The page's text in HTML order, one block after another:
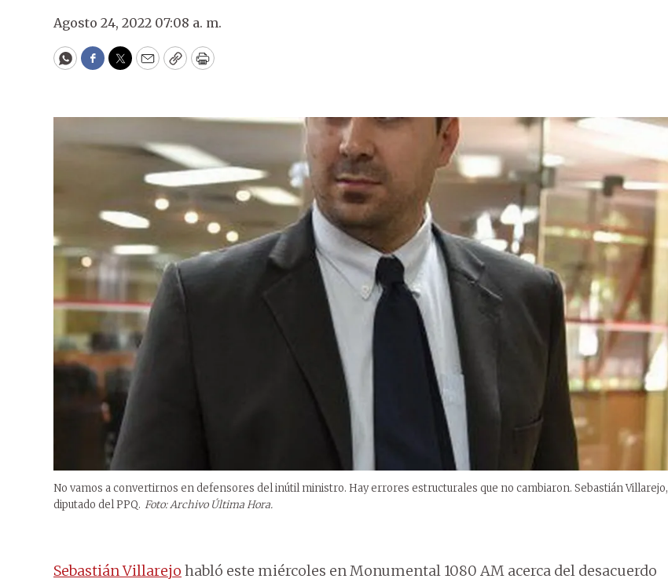
Agosto 24, 2022 07:08 a. m.
WhatsApp
Facebook
Twitter
EmailCopyPrint
No vamos a convertirnos en defensores del inútil ministro. Hay errores estructurales que no cambiaron. Sebastián Villarejo,
diputado del PPQ. Foto: Archivo Última Hora.
Sebastián Villarejo habló este miércoles en Monumental 1080 AM acerca del desacuerdo